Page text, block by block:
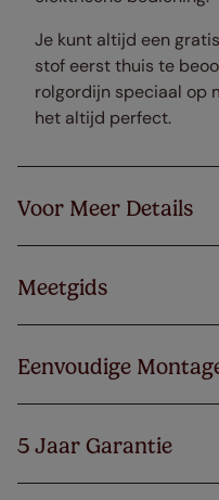
Je kunt altijd een
stof eerst thuis te
rolgordijn speciaal op
het altijd perfect.
Voor Meer Details
Meetgids
Eenvoudige
5 Jaar Garantie